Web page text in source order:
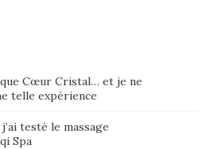
Cœur Cristal… et je ne
telle expérience
testé le massage
Spa